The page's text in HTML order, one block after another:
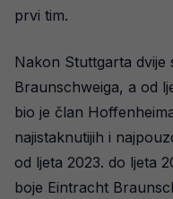
prvi tim.
Nakon Stuttgarta dvije
Braunschweiga, a od
bio je član
najistaknutijih i
od ljeta 2023. do ljeta
boje Eintracht